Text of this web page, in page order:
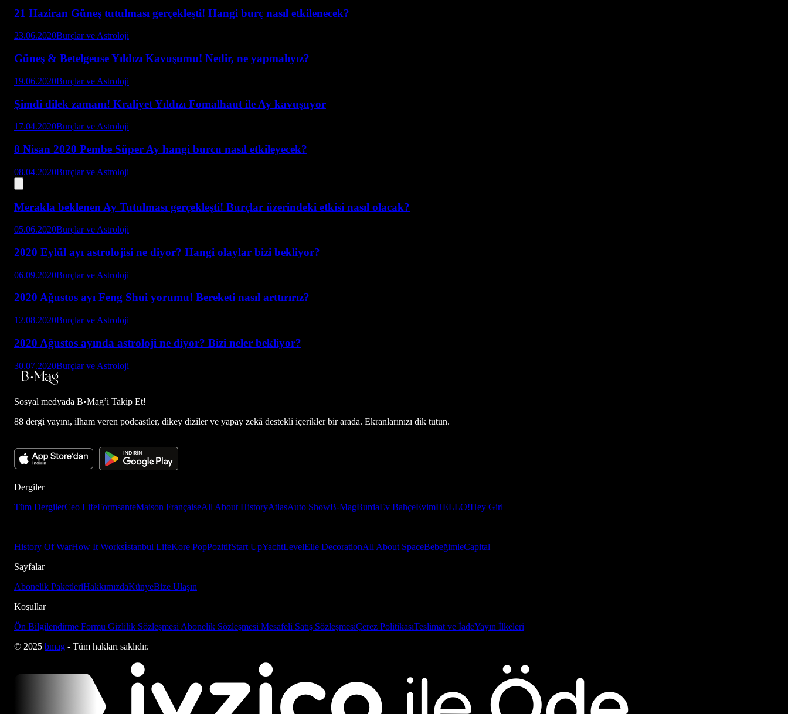
21 Haziran Güneş tutulması gerçekleşti! Hangi burç nasıl etkilenecek?
23.06.2020Burçlar ve Astroloji
Güneş & Betelgeuse Yıldızı Kavuşumu! Nedir, ne yapmalıyız?
19.06.2020Burçlar ve Astroloji
Şimdi dilek zamanı! Kraliyet Yıldızı Fomalhaut ile Ay kavuşuyor
17.04.2020Burçlar ve Astroloji
8 Nisan 2020 Pembe Süper Ay hangi burcu nasıl etkileyecek?
08.04.2020Burçlar ve Astroloji
Merakla beklenen Ay Tutulması gerçekleşti! Burçlar üzerindeki etkisi nasıl olacak?
05.06.2020Burçlar ve Astroloji
2020 Eylül ayı astrolojisi ne diyor? Hangi olaylar bizi bekliyor?
06.09.2020Burçlar ve Astroloji
2020 Ağustos ayı Feng Shui yorumu! Bereketi nasıl arttırırız?
12.08.2020Burçlar ve Astroloji
2020 Ağustos ayında astroloji ne diyor? Bizi neler bekliyor?
30.07.2020Burçlar ve Astroloji
Sosyal medyada B•Mag’i Takip Et!
88 dergi yayını, ilham veren podcastler, dikey diziler ve yapay zekâ destekli içerikler bir arada. Ekranlarınızı dik tutun.
Dergiler
Tüm DergilerCeo LifeFormsanteMaison FrançaiseAll About HistoryAtlasAuto ShowB-MagBurdaEv BahçeEvimHELLO!Hey Girl
History Of WarHow It Worksİstanbul LifeKore PopPozitifStart UpYachtLevelElle DecorationAll About SpaceBebeğimleCapital
Sayfalar
Abonelik PaketleriHakkımızdaKünyeBize Ulaşın
Koşullar
Ön Bilgilendirme Formu Gizlilik Sözleşmesi Abonelik Sözleşmesi Mesafeli Satış SözleşmesiÇerez PolitikasıTeslimat ve İadeYayın İlkeleri
© 2025 bmag - Tüm hakları saklıdır.